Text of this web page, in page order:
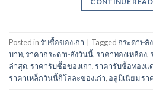
Posted inรับซื้อของเก่า Tagged กระดาษลั
บาท,ราคากระดาษลังวันนี้,ราคาทองเหลือง,
ล่าสุด,ราคารับซื้อของเก่า,ราคารับซื้อทองแ
ราคาเหล็กวันนี้กิโลละของเก่า, อลูมิเนียม รา